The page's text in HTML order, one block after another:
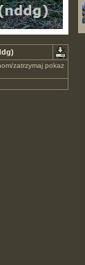
zatrzymaj pokaz